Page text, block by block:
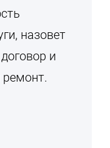
назовет
и
ремонт.